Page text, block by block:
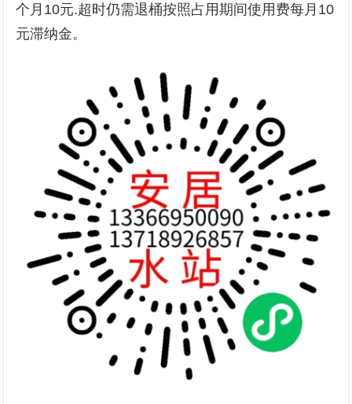
个月10元.超时仍需退桶按照占用期间使用费每月10
元滞纳金。